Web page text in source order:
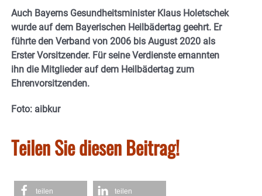
Auch Bayerns Gesundheitsminister Klaus Holetschek
wurde auf dem Bayerischen Heilbädertag geehrt. Er
führte den Verband von 2006 bis August 2020 als
Erster Vorsitzender. Für seine Verdienste ernannten
ihn die Mitglieder auf dem Heilbädertag zum
Ehrenvorsitzenden.
Foto: aibkur
Teilen Sie diesen Beitrag!
teilen teilen